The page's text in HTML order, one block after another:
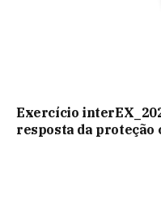
Exercício
resposta da proteção